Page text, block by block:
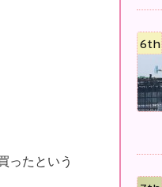
ったという